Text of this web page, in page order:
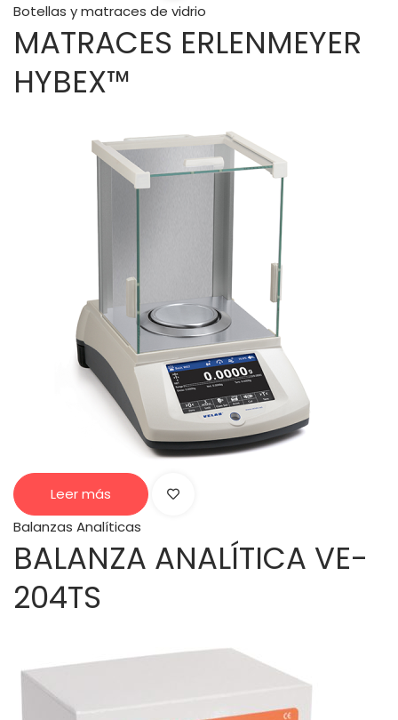
Botellas y matraces de vidrio
MATRACES ERLENMEYER
HYBEX™
Leer más
Balanzas Analíticas
BALANZA ANALÍTICA VE-
204TS